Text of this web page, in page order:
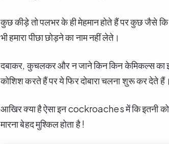
कुछ कीड़े तो पलभर के ही मेहमान होते हैं पर कुछ जैसे
भी हमारा पीछा छोड़ने का नाम नहीं लेते।
दबाकर, कुचलकर और न जाने किन किन केमिकल्स
कोशिश करते हैं पर ये फिर दोबारा चलना शुरू कर देते हैं।
आखिर क्या है ऐसा इन cockroaches में कि इतनी
मारना बेहद मुश्किल होता है !